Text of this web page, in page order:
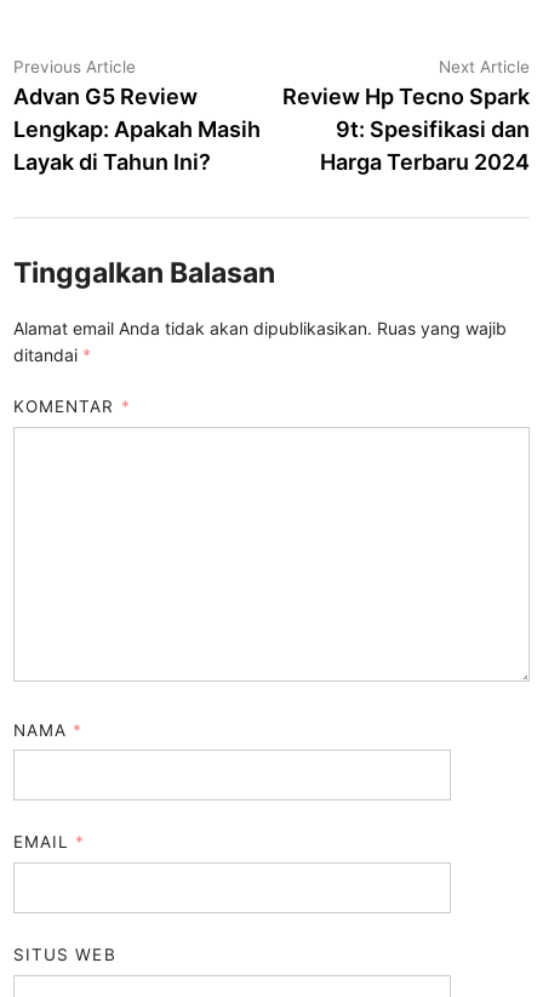
Navigasi
pos
Previous Article
article:
Advan G5 Review
Lengkap: Apakah Masih
Layak di Tahun Ini?
Next Article
Review Hp Tecno Spark
9t: Spesifikasi dan
Harga Terbaru 2024
Tinggalkan Balasan
Alamat email Anda tidak akan dipublikasikan. Ruas yang wajib
ditandai *
KOMENTAR *
NAMA *
EMAIL *
SITUS WEB